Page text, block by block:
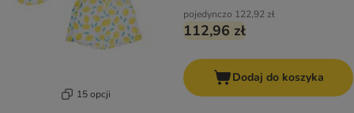
15 opcji
pojedynczo 122,92 zł
112,96 zł
Dodaj do koszyka